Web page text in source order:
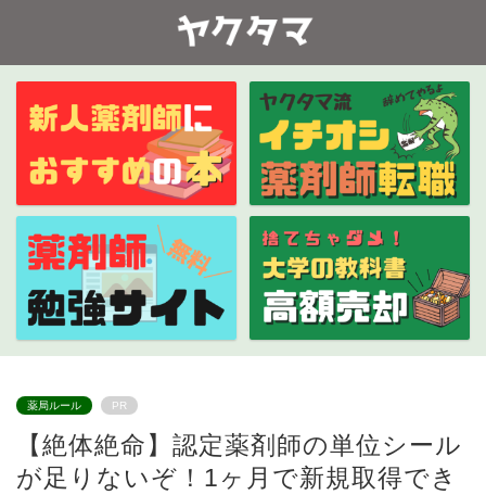
薬局ルール PR
【絶体絶命】認定薬剤師の単位シール
が足りないぞ！1ヶ月で新規取得でき